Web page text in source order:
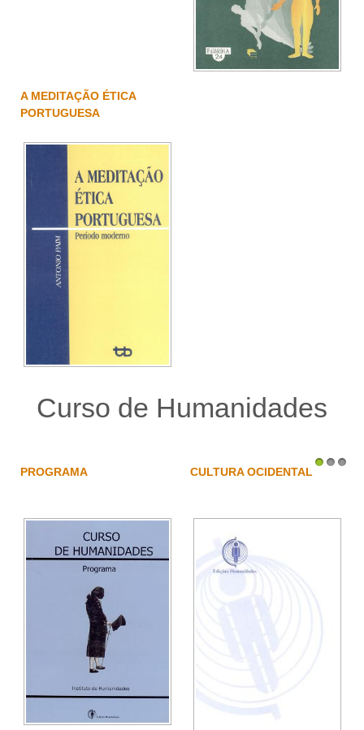
A MEDITAÇÃO ÉTICA
PORTUGUESA
Curso de Humanidades
PROGRAMA CULTURA OCIDENTAL